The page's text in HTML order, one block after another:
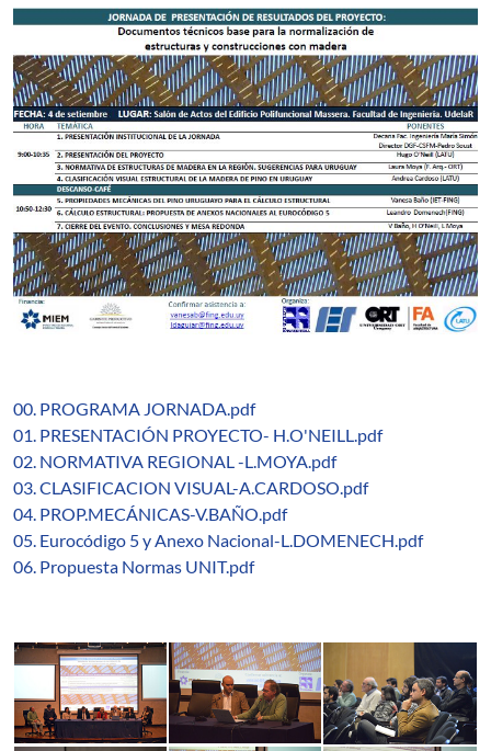
00. PROGRAMA JORNADA.pdf
01. PRESENTACIÓN PROYECTO- H.O'NEILL.pdf
02. NORMATIVA REGIONAL -L.MOYA.pdf
03. CLASIFICACION VISUAL-A.CARDOSO.pdf
04. PROP.MECÁNICAS-V.BAÑO.pdf
05. Eurocódigo 5 y Anexo Nacional-L.DOMENECH.pdf
06. Propuesta Normas UNIT.pdf